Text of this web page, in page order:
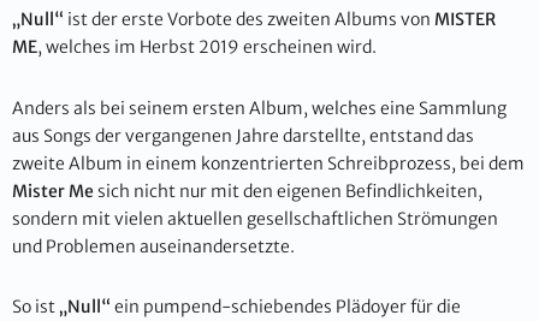
„Null“ ist der erste Vorbote des zweiten Albums von MISTER
ME, welches im Herbst 2019 erscheinen wird.
Anders als bei seinem ersten Album, welches eine Sammlung
aus Songs der vergangenen Jahre darstellte, entstand das
zweite Album in einem konzentrierten Schreibprozess, bei dem
Mister Mesich nicht nur mit den eigenen Befindlichkeiten,
sondern mit vielen aktuellen gesellschaftlichen Strömungen
und Problemen auseinandersetzte.
So ist„Null“ ein pumpend-schiebendes Plädoyer für die